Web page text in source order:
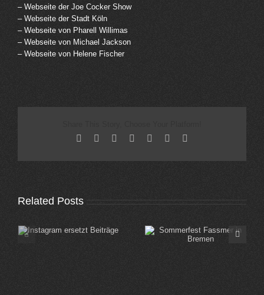
– Webseite der Joe Cocker Show
– Webseite der Stadt Köln
– Webseite von Pharell Willimas
– Webseite von Michael Jackson
– Webseite von Helene Fischer
Facebook Reddit LinkedIn
TumblrPinterest
Related Posts
Sommerfest Edeka